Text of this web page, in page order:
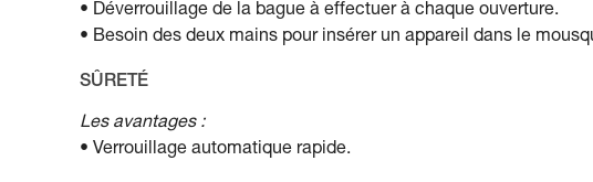
• Déverrouillage de la bague à effectuer à chaque ouverture.
• Besoin des deux mains pour insérer un appareil dans le
SÛRETÉ
Les avantages :
• Verrouillage automatique rapide.